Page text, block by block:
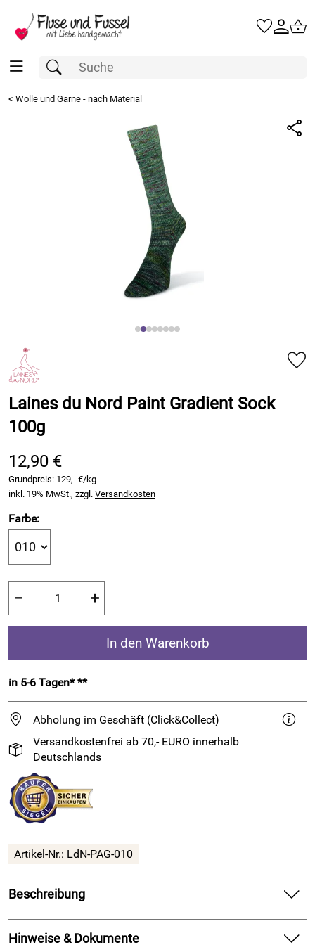
< Wolle und Garne - nach Material
Laines du Nord Paint Gradient Sock
100g
12,90 €
Grundpreis: 129,- €/kg
inkl. 19% MwSt., zzgl. Versandkosten
Farbe:
− +
In den Warenkorb
in 5-6 Tagen* **
Abholung im Geschäft (Click&Collect)
Versandkostenfrei ab 70,- EURO innerhalb
Deutschlands
Artikel-Nr.: LdN-PAG-010
Beschreibung
WeicheSockenwollein Degradé-Färbung
Hinweise & Dokumente